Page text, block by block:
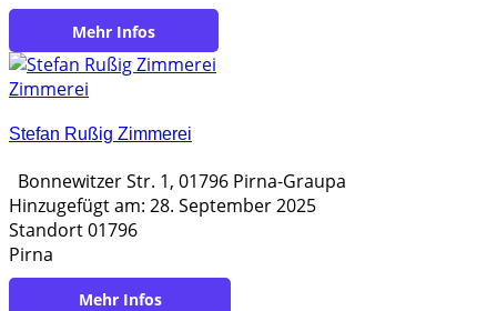
https://q-holzbau.de/
Zimmerei
Stefan Rußig Zimmerei
Bonnewitzer Str. 1, 01796 Pirna-Graupa
Hinzugefügt am: 28. September 2025
Standort 01796
Pirna
https://zimmerei-russig.de/